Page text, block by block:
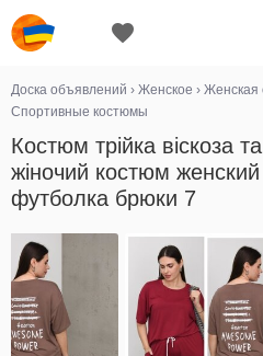
Доска объявлений › Женское › Женская
Спортивные костюмы
Костюм трійка віскоза
жіночий костюм
футболка брюки 7